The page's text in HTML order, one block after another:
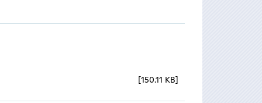
150.11 KB